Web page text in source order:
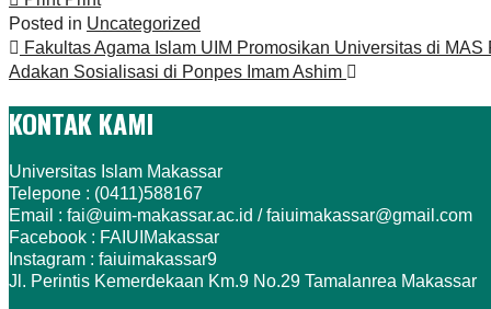
Posted in Uncategorized
Post
navigation
Fakultas Agama Islam UIM Promosikan Universitas di
Adakan Sosialisasi di Ponpes Imam Ashim
KONTAK KAMI
Universitas Islam Makassar
Telepone : (0411)588167
Email : fai@uim-makassar.ac.id / faiuimakassar@gmail.com
Facebook : FAIUIMakassar
Instagram : faiuimakassar9
Jl. Perintis Kemerdekaan Km.9 No.29 Tamalanrea Makassar